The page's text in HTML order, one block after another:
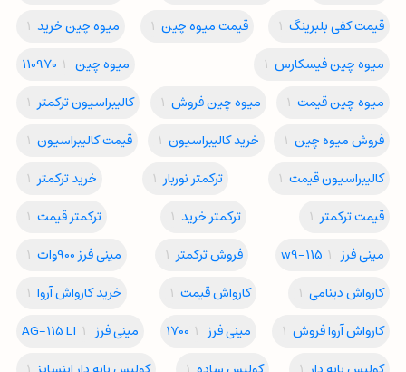
قیمت کفی بلبرینگ 1 قیمت میوه چین 1 میوه چین خرید 1
میوه چین فیسکارس 1 میوه چین 110970 1
میوه چین قیمت 1 میوه چین فروش 1 کالیبراسیون ترکمتر 1
فروش میوه چین 1 خرید کالیبراسیون 1 قیمت کالیبراسیون 1
کالیبراسیون قیمت 1 ترکمتر نوربار 1 خرید ترکمتر 1
قیمت ترکمتر 1 ترکمتر خرید 1 ترکمتر قیمت 1
مینی فرز w9-115 1 فروش ترکمتر 1 مینی فرز 900وات
1
کارواش دینامی 1 کارواش قیمت 1 خرید کارواش آروا 1
کارواش آروا فروش 1 مینی فرز 1700 1 مینی فرز AG-115 LI 1